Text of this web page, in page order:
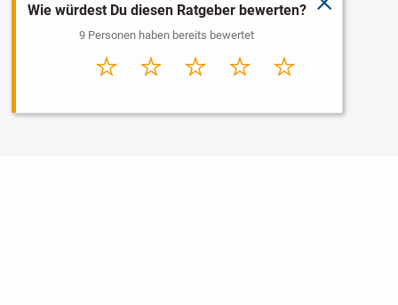
schließen
Wie würdest Du diesen Ratgeber bewerten?
9 Personen haben bereits bewertet